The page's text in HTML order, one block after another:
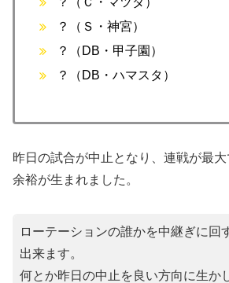
？（Ｓ・神宮）
？（DB・甲子園）
？（DB・ハマスタ）
昨日の試合が中止となり、連戦が最
余裕が生まれました。
ローテーションの誰かを中継ぎに回
出来ます。
何とか昨日の中止を良い方向に生か